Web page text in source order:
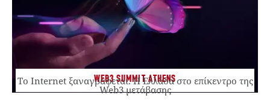
WEB3 SUMMIT ATHENS
Το Internet ξαναγράφεται. Η Ελλάδα στο επίκεντρο της
Web3 μετάβασης